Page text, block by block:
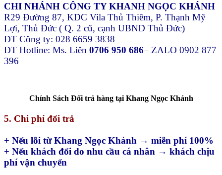
CHI NHÁNH CÔNG TY KHANH NGỌC KHÁNH
R29 Đường 87, KDC Vila Thủ Thiêm, P. Thạnh Mỹ
Lợi, Thủ Đức ( Q. 2 cũ, cạnh UBND Thủ Đức)
ĐT Công ty: 028 6659 3838
ĐT Hotline: Ms. Liên 0706 950 686– ZALO 0902 877
396
Chính Sách Đổi trả hàng tại Khang Ngọc Khánh
5. Chi phí đổi trả
+ Nếu lỗi từ Khang Ngọc Khánh → miễn phí 100%
+ Nếu khách đổi do nhu cầu cá nhân → khách chịu
phí vận chuyển